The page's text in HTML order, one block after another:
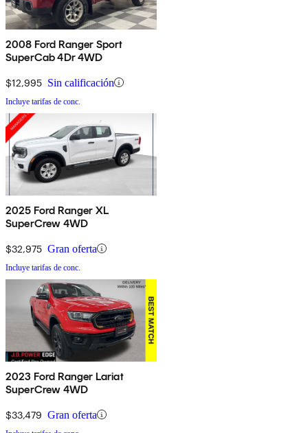
2008 Ford Ranger Sport
SuperCab 4Dr 4WD
$12,995 Sin calificación
Incluye tarifas de conc.
2025 Ford Ranger XL
SuperCrew 4WD
$32,975 Gran oferta
Incluye tarifas de conc.
2023 Ford Ranger Lariat
SuperCrew 4WD
$33,479 Gran oferta